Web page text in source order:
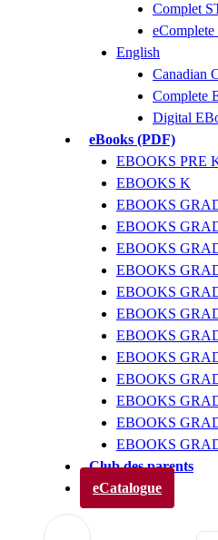
Complet
English
Canadian
Complete
Digital
eBooks (PDF)
EBOOKS PRE
EBOOKS K
EBOOKS
EBOOKS
EBOOKS
EBOOKS
EBOOKS
EBOOKS
EBOOKS
EBOOKS
EBOOKS
EBOOKS
EBOOKS
EBOOKS
Club des parents
eCatalogue